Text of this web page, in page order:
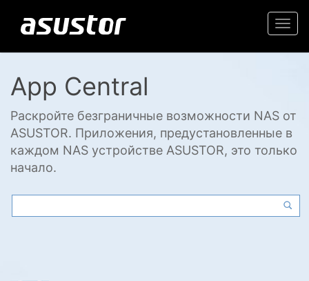
App Central
Раскройте безграничные возможности NAS от
ASUSTOR. Приложения, предустановленные в
каждом NAS устройстве ASUSTOR, это только
начало.